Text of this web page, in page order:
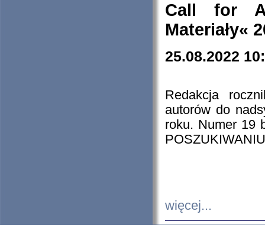
Call for
Materiały«
25.08.2022
Redakcja
autorów do
roku. Numer 19
więcej...